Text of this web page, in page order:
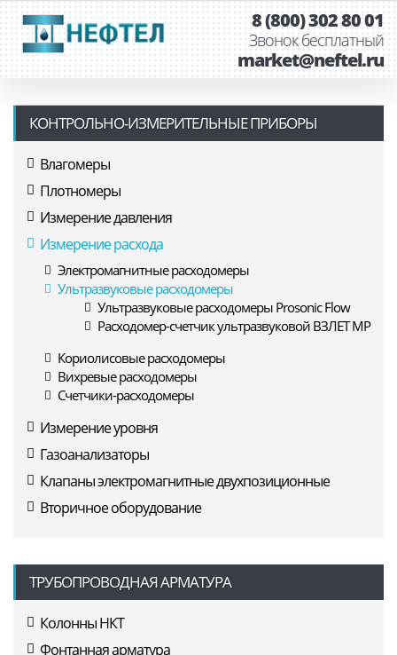
8 (800) 302 80 01
Звонок бесплатный
market@neftel.ru
КОНТРОЛЬНО-ИЗМЕРИТЕЛЬНЫЕ ПРИБОРЫ
Влагомеры
Плотномеры
Измерение давления
Измерение расхода
Электромагнитные расходомеры
Ультразвуковые расходомеры
Ультразвуковые расходомеры Prosonic Flow
Расходомер-счетчик ультразвуковой ВЗЛЕТ МР
Кориолисовые расходомеры
Вихревые расходомеры
Счетчики-расходомеры
Измерение уровня
Газоанализаторы
Клапаны электромагнитные двухпозиционные
Вторичное оборудование
ТРУБОПРОВОДНАЯ АРМАТУРА
Колонны НКТ
Фонтанная арматура